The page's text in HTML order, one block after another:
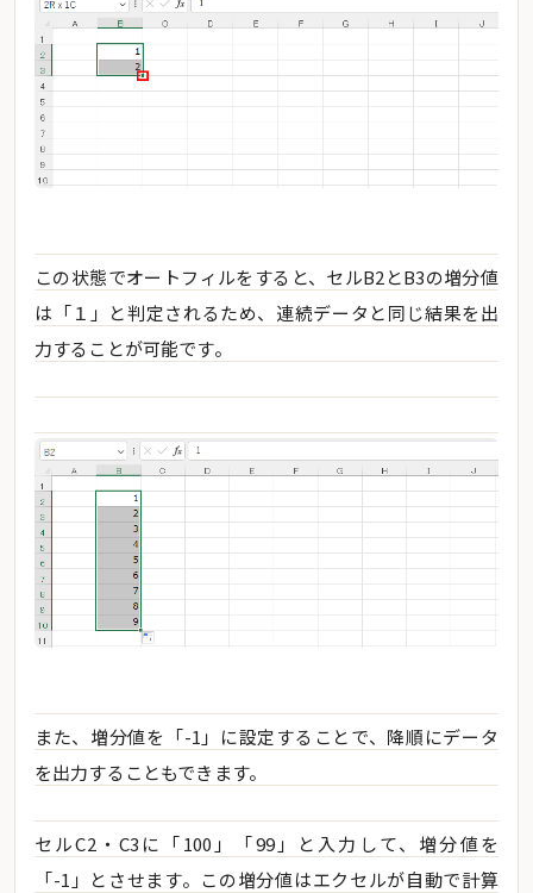
この状態でオートフィルをすると、セルB2とB3の増分値
は「１」と判定されるため、連続データと同じ結果を出
力することが可能です。
また、増分値を「-1」に設定することで、降順にデータ
を出力することもできます。
セルC2・C3に「100」「99」と入力して、増分値を
「-1」とさせます。この増分値はエクセルが自動で計算